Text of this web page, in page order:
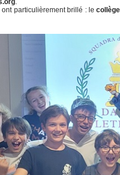
.
ont particulièrement brillé : le